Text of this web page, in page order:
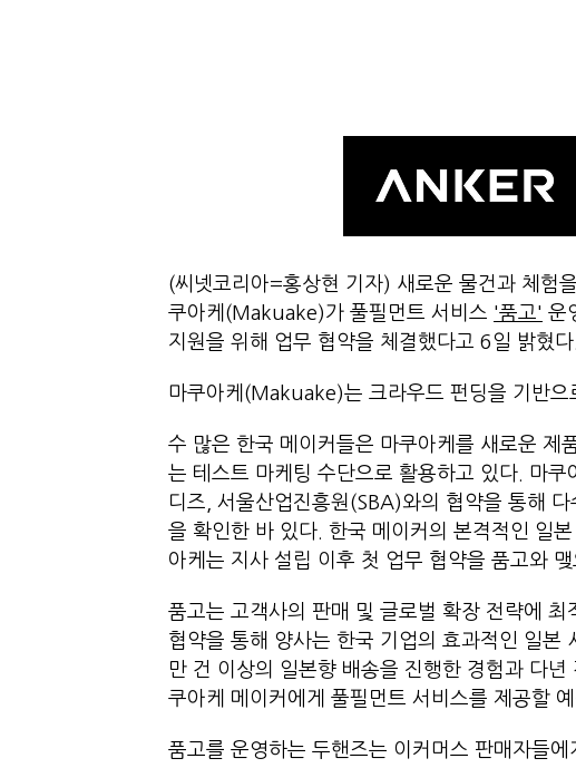
(씨넷코리아=홍상현 기자) 새로운 물건과 체험
쿠아케(Makuake)가 풀필먼트 서비스 '품고' 운
지원을 위해 업무 협약을 체결했다고 6일 밝혔다.
마쿠아케(Makuake)는 크라우드 펀딩을 기반으
수 많은 한국 메이커들은 마쿠아케를 새로운 제
는 테스트 마케팅 수단으로 활용하고 있다. 마
디즈, 서울산업진흥원(SBA)와의 협약을 통해
을 확인한 바 있다. 한국 메이커의 본격적인 일
아케는 지사 설립 이후 첫 업무 협약을 품고와
품고는 고객사의 판매 및 글로벌 확장 전략에
협약을 통해 양사는 한국 기업의 효과적인 일본
만 건 이상의 일본향 배송을 진행한 경험과 다
쿠아케 메이커에게 풀필먼트 서비스를 제공할 예
품고를 운영하는 두핸즈는 이커머스 판매자들